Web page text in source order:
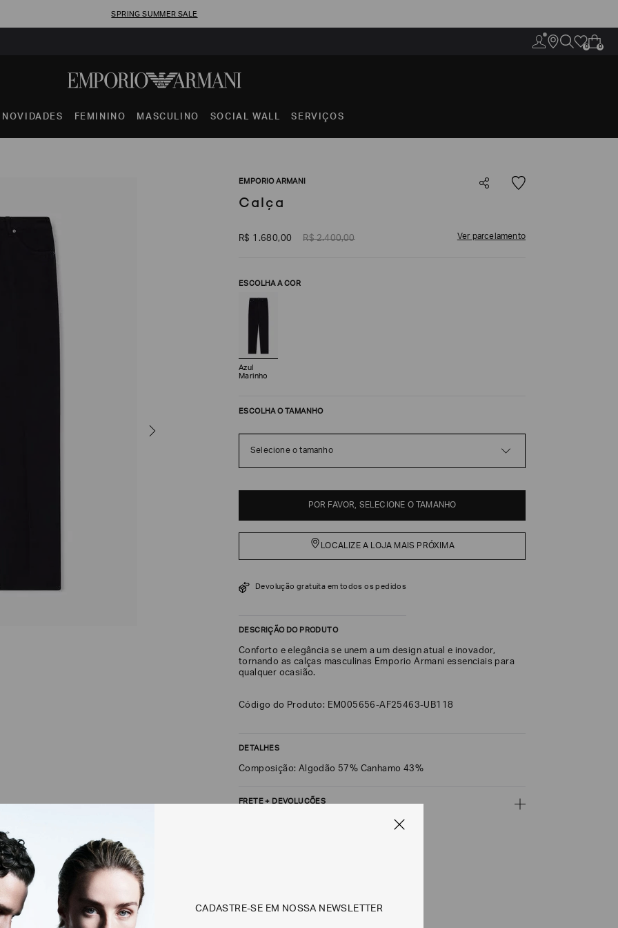
SPRING SUMMER SALE
0 0
NOVIDADES FEMININO MASCULINO SOCIAL WALL SERVIÇOS
EMPORIO ARMANI
Calça
R$ 1 .680,00 R$ 2.400,00 Ver parcelamento
ESCOLHA A COR
Azul
Marinho
ESCOLHA O TAMANHO
Selecione o tamanho
POR FAVOR, SELECIONE O TAMANHO
LOCALIZE A LOJA MAIS PRÓXIMA
Devolução gratuita em todos os pedidos
DESCRIÇÃO DO PRODUTO
Conforto e elegância se unem a um design atual e inovador,
tornando as calças masculinas Emporio Armani essenciais para
qualquer ocasião.
Código do Produto: EM005656-AF25463-UB118
DETALHES
Composição: Algodão 57% Canhamo 43%
FRETE + DEVOLUÇÕES
Os preços, prazos e tipos de entrega são válidos apenas para este produto
CADASTRE-SE EM NOSSA NEWSLETTER